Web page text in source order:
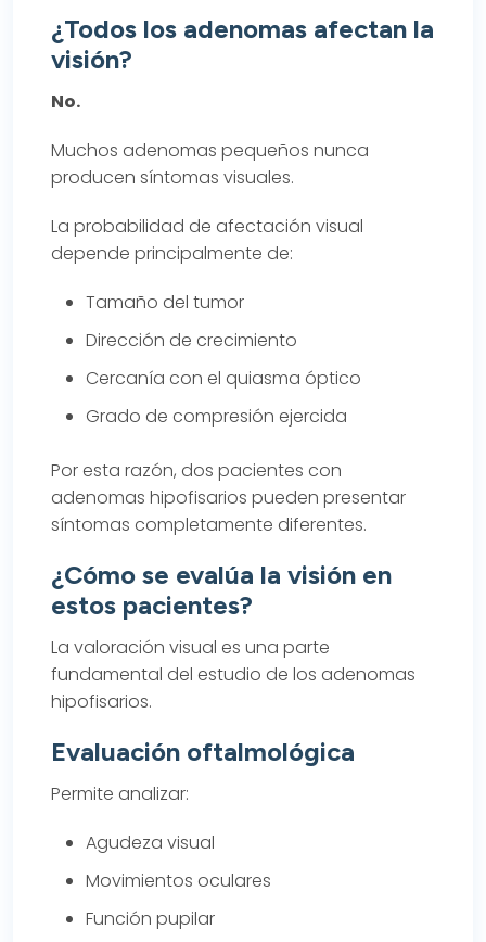
¿Todos los adenomas afectan la
visión?
No.
Muchos adenomas pequeños nunca
producen síntomas visuales.
La probabilidad de afectación visual
depende principalmente de:
Tamaño del tumor
Dirección de crecimiento
Cercanía con el quiasma óptico
Grado de compresión ejercida
Por esta razón, dos pacientes con
adenomas hipofisarios pueden presentar
síntomas completamente diferentes.
¿Cómo se evalúa la visión en
estos pacientes?
La valoración visual es una parte
fundamental del estudio de los adenomas
hipofisarios.
Evaluación oftalmológica
Permite analizar:
Agudeza visual
Movimientos oculares
Función pupilar